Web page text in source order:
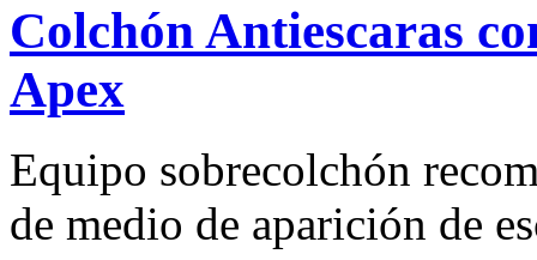
Colchón Antiescaras
Apex
Equipo sobrecolchón
de medio de aparición de